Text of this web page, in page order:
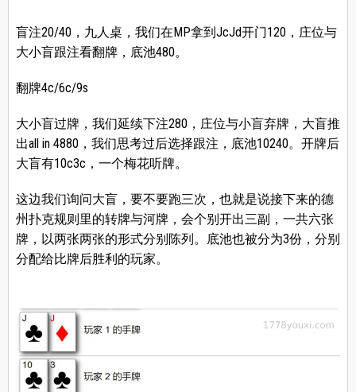
盲注20/40，九人桌，我们在MP拿到JcJd开门120，庄位与
大小盲跟注看翻牌，底池480。
翻牌4c/6c/9s
大小盲过牌，我们延续下注280，庄位与小盲弃牌，大盲推
出all in 4880，我们思考过后选择跟注，底池10240。开牌后
大盲有10c3c，一个梅花听牌。
这边我们询问大盲，要不要跑三次，也就是说接下来的德
州扑克规则里的转牌与河牌，会个别开出三副，一共六张
牌，以两张两张的形式分别陈列。底池也被分为3份，分别
分配给比牌后胜利的玩家。